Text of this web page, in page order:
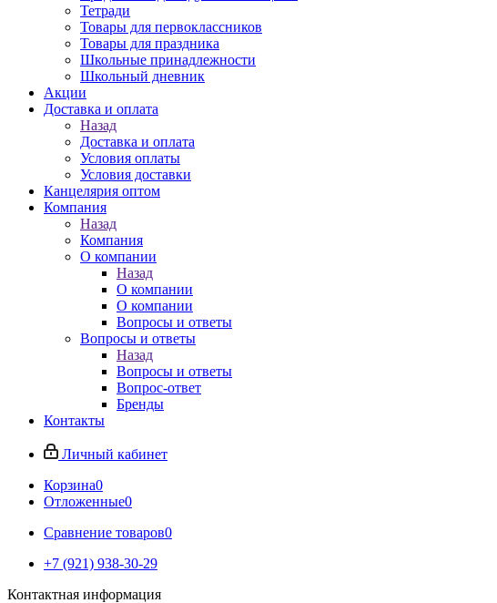
Тетради
Товары для первоклассников
Товары для праздника
Школьные принадлежности
Школьный дневник
Акции
Доставка и оплата
Назад
Доставка и оплата
Условия оплаты
Условия доставки
Канцелярия оптом
Компания
Назад
Компания
О компании
Назад
О компании
О компании
Вопросы и ответы
Вопросы и ответы
Назад
Вопросы и ответы
Вопрос-ответ
Бренды
Контакты
Личный кабинет
Корзина0
Отложенные0
Сравнение товаров0
+7 (921) 938-30-29
Контактная информация